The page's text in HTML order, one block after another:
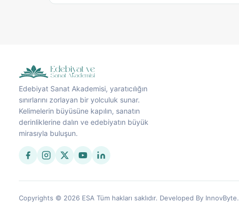
Edebiyat Sanat Akademisi, yaratıcılığın
sınırlarını zorlayan bir yolculuk sunar.
Kelimelerin büyüsüne kapılın, sanatın
derinliklerine dalın ve edebiyatın büyük
mirasıyla buluşun.
Copyrights © 2026 ESA Tüm hakları saklıdır. Developed By InnovByte.